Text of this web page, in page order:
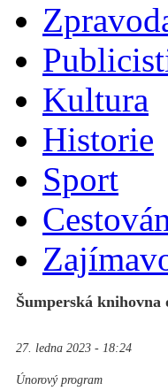
Kultura
Historie
Sport
Šumperská knihovna
27. ledna 2023 - 18:24
Únorový program